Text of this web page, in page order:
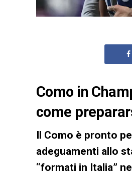
Como in
come
Il Como è pronto
adeguamenti allo
“formati in Italia”